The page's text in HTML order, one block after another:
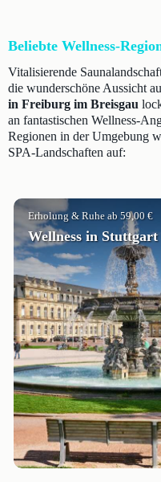
Beliebte Wellness-
Vitalisierende
die wunderschöne Aussicht
in Freiburg im Breisgau
an fantastischen Wellness-
Regionen in der Umgebung
SPA-Landschaften auf:
Erholung & Ruhe ab 59,00 €
Wellness in Stuttgart